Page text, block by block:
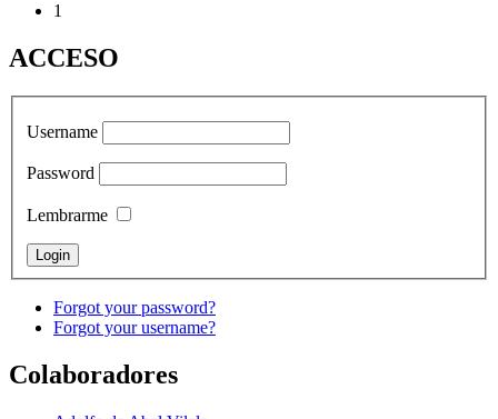
1
ACCESO
Username
Password
Lembrarme
Forgot your password?
Forgot your username?
Colaboradores